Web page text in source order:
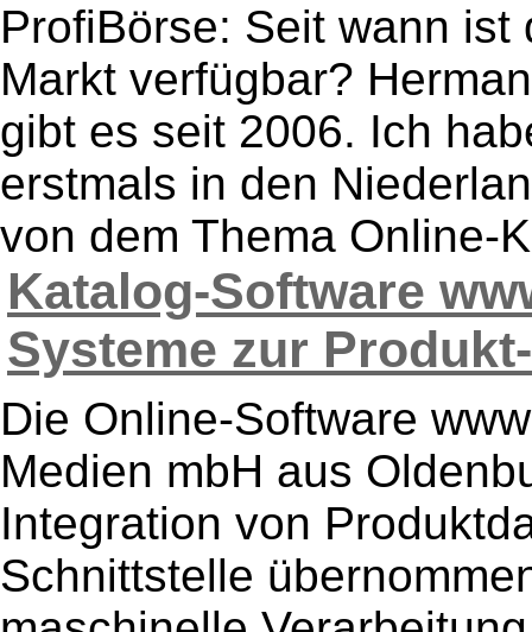
ProfiBörse: Seit wann ist
Markt verfügbar?
gibt es seit 2006. Ich
erstmals in den
von dem Thema Online-
Katalog-Software
Systeme zur
Die Online-Software
Medien mbH aus
Integration von
Schnittstelle